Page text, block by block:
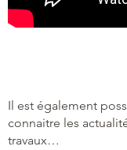
Il est également
connaitre les
travaux…